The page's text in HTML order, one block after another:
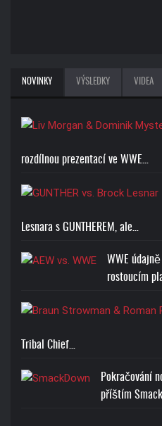
NOVINKY VÝSLEDKY VIDEA
rozdílnou prezentací ve WWE…
Lesnara s GUNTHEREM, ale…
WWE
rostoucím
Tribal Chief…
Pokračování
příštím